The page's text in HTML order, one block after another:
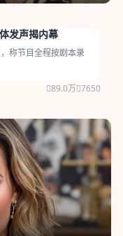
发声揭内幕
称节目全程按剧本录
89.0万 7650